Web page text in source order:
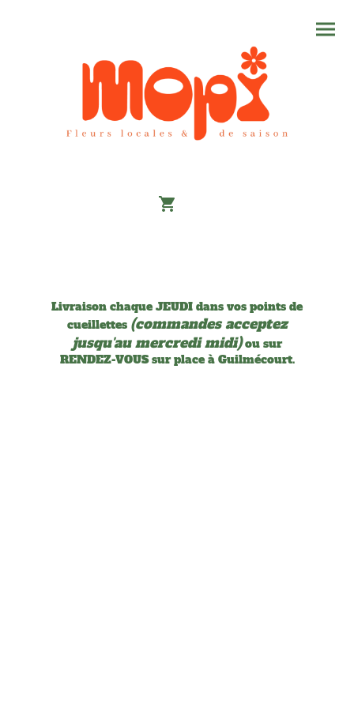
Livraison chaque JEUDI dans vos points de
cueillettes (commandes acceptez
jusqu'au mercredi midi)ou sur
RENDEZ-VOUS sur place à Guilmécourt.